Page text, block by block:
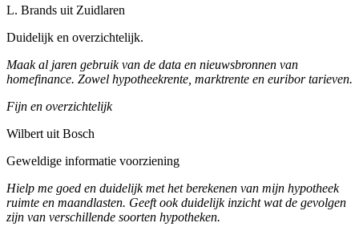
L. Brands uit Zuidlaren
Duidelijk en overzichtelijk.
Maak al jaren gebruik van de data en nieuwsbronnen van
homefinance. Zowel hypotheekrente, marktrente en euribor tarieven.
Fijn en overzichtelijk
Wilbert uit Bosch
Geweldige informatie voorziening
Hielp me goed en duidelijk met het berekenen van mijn hypotheek
ruimte en maandlasten. Geeft ook duidelijk inzicht wat de gevolgen
zijn van verschillende soorten hypotheken.